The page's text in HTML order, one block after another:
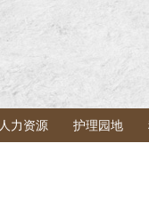
人力资源 护理园地